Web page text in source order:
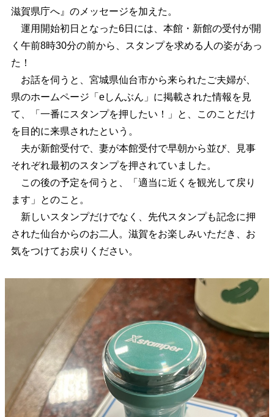
滋賀県庁へ』のメッセージを加えた。
運用開始初日となった6日には、本館・新館の受付が開
く午前8時30分の前から、スタンプを求める人の姿があっ
た！
お話を伺うと、宮城県仙台市から来られたご夫婦が、
県のホームページ「eしんぶん」に掲載された情報を見
て、「一番にスタンプを押したい！」と、このことだけ
を目的に来県されたという。
夫が新館受付で、妻が本館受付で早朝から並び、見事
それぞれ最初のスタンプを押されていました。
この後の予定を伺うと、「適当に近くを観光して戻り
ます」とのこと。
新しいスタンプだけでなく、先代スタンプも記念に押
された仙台からのお二人。滋賀をお楽しみいただき、お
気をつけてお戻りください。